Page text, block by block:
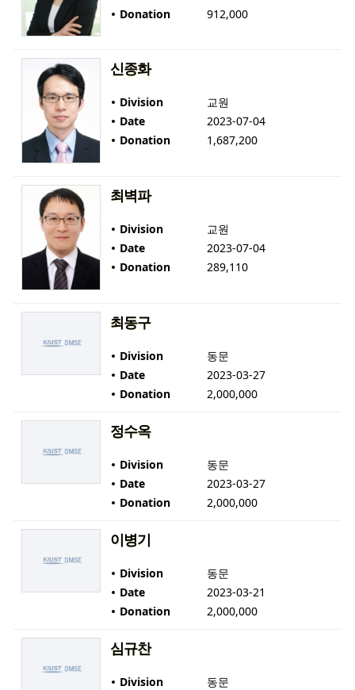
Donation
912,000
신종화
Division
교원
Date
2023-07-04
Donation
1,687,200
최벽파
Division
교원
Date
2023-07-04
Donation
289,110
최동구
Division
동문
Date
2023-03-27
Donation
2,000,000
정수옥
Division
동문
Date
2023-03-27
Donation
2,000,000
이병기
Division
동문
Date
2023-03-21
Donation
2,000,000
심규찬
Division
동문